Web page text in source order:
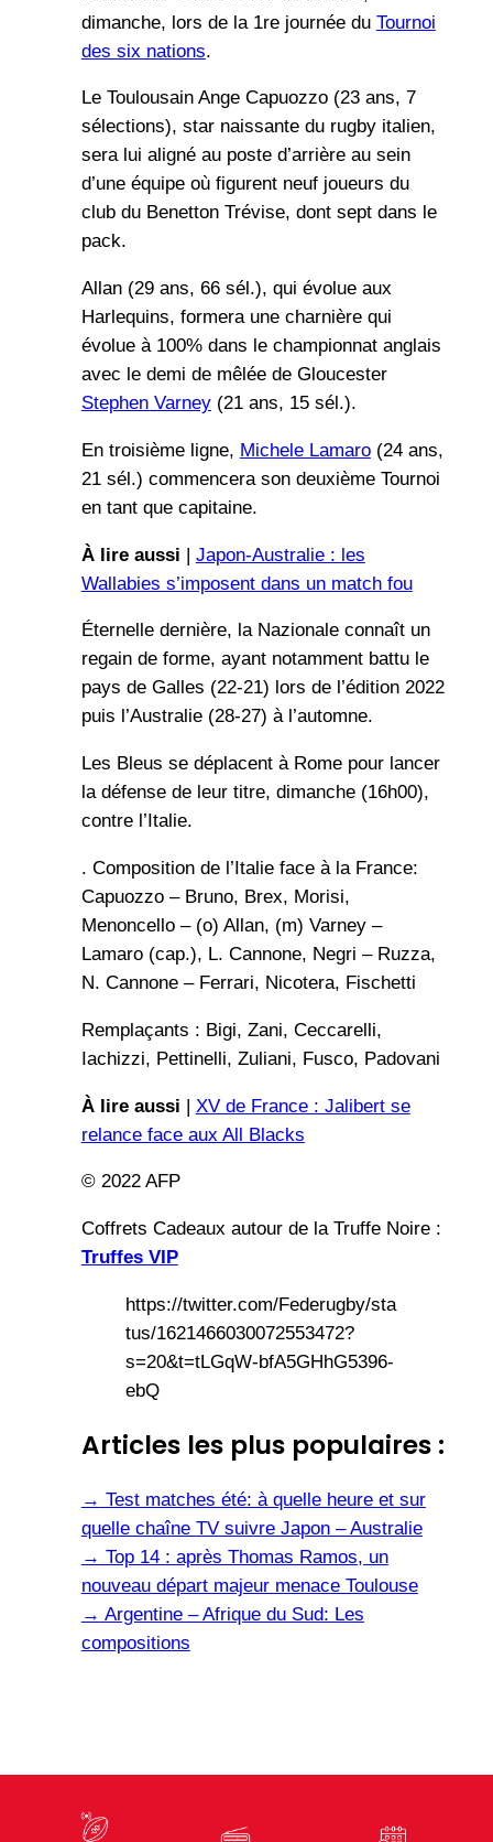
dimanche, lors de la 1re journée du Tournoi
des six nations.
Le Toulousain Ange Capuozzo (23 ans, 7
sélections), star naissante du rugby italien,
sera lui aligné au poste d’arrière au sein
d’une équipe où figurent neuf joueurs du
club du Benetton Trévise, dont sept dans le
pack.
Allan (29 ans, 66 sél.), qui évolue aux
Harlequins, formera une charnière qui
évolue à 100% dans le championnat anglais
avec le demi de mêlée de Gloucester
Stephen Varney(21 ans, 15 sél.).
En troisième ligne, Michele Lamaro(24 ans,
21 sél.) commencera son deuxième Tournoi
en tant que capitaine.
À lire aussi | Japon-Australie : les
Wallabies s’imposent dans un match fou
Éternelle dernière, la Nazionale connaît un
regain de forme, ayant notamment battu le
pays de Galles (22-21) lors de l’édition 2022
puis l’Australie (28-27) à l’automne.
Les Bleus se déplacent à Rome pour lancer
la défense de leur titre, dimanche (16h00),
contre l’Italie.
. Composition de l’Italie face à la France:
Capuozzo – Bruno, Brex, Morisi,
Menoncello – (o) Allan, (m) Varney –
Lamaro (cap.), L. Cannone, Negri – Ruzza,
N. Cannone – Ferrari, Nicotera, Fischetti
Remplaçants : Bigi, Zani, Ceccarelli,
Iachizzi, Pettinelli, Zuliani, Fusco, Padovani
À lire aussi | XV de France : Jalibert se
relance face aux All Blacks
© 2022 AFP
Coffrets Cadeaux autour de la Truffe Noire :
Truffes VIP
https://twitter.com/Federugby/sta
tus/1621466030072553472?
s=20&t=tLGqW-bfA5GHhG5396-
ebQ
Articles les plus populaires :
→ Test matches été: à quelle heure et sur
quelle chaîne TV suivre Japon – Australie
→ Top 14 : après Thomas Ramos, un
nouveau départ majeur menace Toulouse
→ Argentine – Afrique du Sud: Les
compositions